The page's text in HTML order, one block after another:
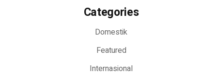
Categories
Domestik
Featured
Internasional